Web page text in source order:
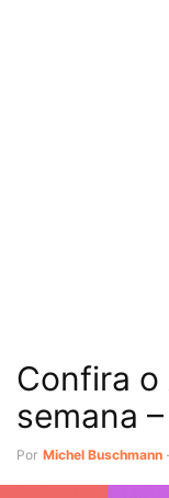
Confira o
semana
Por Michel Buschmann